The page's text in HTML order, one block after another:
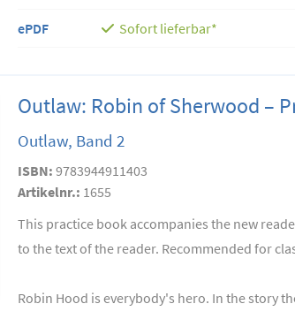
ePDF Sofort lieferbar*
Outlaw: Robin of Sherwood –
Outlaw, Band 2
ISBN: 9783944911403
Artikelnr.: 1655
This practice book accompanies the new
to the text of the reader. Recommended for
Robin Hood is everybody's hero. In the story